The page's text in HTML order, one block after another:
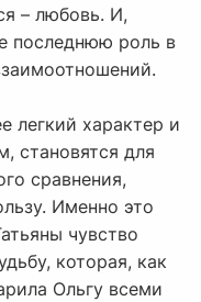
– любовь. И,
последнюю роль в
легкий характер и
становятся для
сравнения,
Именно это
чувство
которая, как
Ольгу всеми